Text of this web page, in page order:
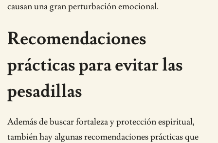
causan una gran perturbación emocional.
Recomendaciones
prácticas para evitar las
pesadillas
Además de buscar fortaleza y protección espiritual,
también hay algunas recomendaciones prácticas que